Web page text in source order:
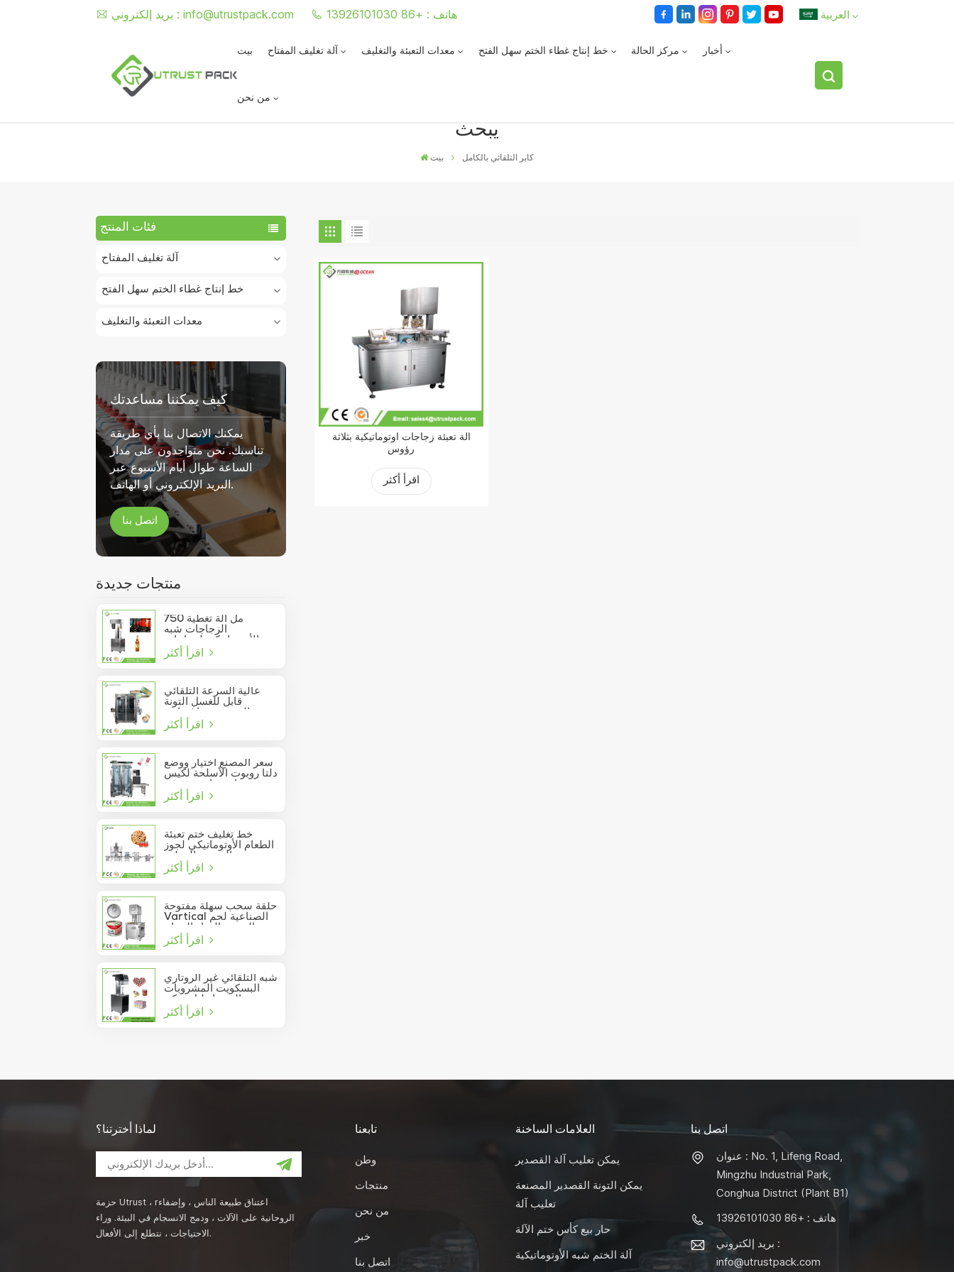
بريد إلكتروني : info@utrustpack.com هاتف : +86 13926101030 العربية
بيت آلة تغليف المفتاح معدات التعبئة والتغليف خط إنتاج غطاء الختم سهل الفتح مركز الحالة أخبار
من نحن
يبحث
بيت كابر التلقائي بالكامل
فئات المنتج
آلة تغليف المفتاح
خط إنتاج غطاء الختم سهل الفتح
معدات التعبئة والتغليف
كيف يمكننا مساعدتك
يمكنك الاتصال بنا بأي طريقة
تناسبك. نحن متواجدون على مدار
الساعة طوال أيام الأسبوع عبر
البريد الإلكتروني أو الهاتف.
اتصل بنا
منتجات جديدة
750 مل آلة تغطية
الزجاجات شبه
الأوتوماتيكية لزجاجات
النبيذ الزجاجية
عالية السرعة التلقائي
قابل للغسل التونة
السردين فراغ حاوية
المأكولات البحرية القصدير
يمكن السدادة
سعر المصنع اختيار ووضع
دلتا روبوت الأسلحة لكيس
خط تغليف ختم تعبئة
الطعام الأوتوماتيكي لجوز
الصنوبر المعلب
حلقة سحب سهلة مفتوحة
Vartical الصناعية لحم
الخنزير الغداء الدجاج
صدور اللحوم الغذاء يمكن
فراغ آلة ختم
شبه التلقائي غير الروتاري
البسكويت المشروبات
عصير الصودا دليل يمكن
السدادة
آلة تعبئة زجاجات أوتوماتيكية بثلاثة
رؤوس
اقرأ أكثر
لماذا أخترتنا؟
حزمة Utrust ، rاعتناق طبيعة الناس ، وإضفاء
الروحانية على الآلات ، ودمج الانسجام في البيئة. وراء
الاحتياجات ، نتطلع إلى الأفعال.
تابعنا
وطن
منتجات
من نحن
خبر
اتصل بنا
العلامات الساخنة
يمكن تعليب آلة القصدير
يمكن التونة القصدير المصنعة
تعليب آلة
حار بيع كأس ختم الآلة
آلة الختم شبه الأوتوماتيكية
اتصل بنا
عنوان : No. 1, Lifeng Road,
Mingzhu Industrial Park,
Conghua District (Plant B1)
هاتف : +86 13926101030
بريد إلكتروني :
info@utrustpack.com